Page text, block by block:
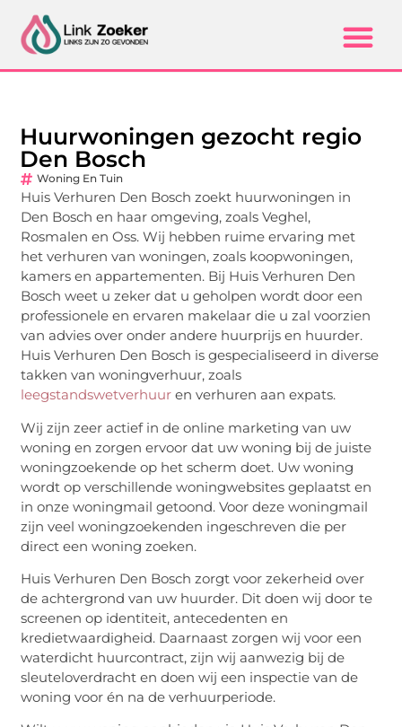
Huurwoningen gezocht regio
Den Bosch
Woning En Tuin
Huis Verhuren Den Bosch zoekt huurwoningen in
Den Bosch en haar omgeving, zoals Veghel,
Rosmalen en Oss. Wij hebben ruime ervaring met
het verhuren van woningen, zoals koopwoningen,
kamers en appartementen. Bij Huis Verhuren Den
Bosch weet u zeker dat u geholpen wordt door een
professionele en ervaren makelaar die u zal voorzien
van advies over onder andere huurprijs en huurder.
Huis Verhuren Den Bosch is gespecialiseerd in diverse
takken van woningverhuur, zoals
leegstandswetverhuuren verhuren aan expats.
Wij zijn zeer actief in de online marketing van uw
woning en zorgen ervoor dat uw woning bij de juiste
woningzoekende op het scherm doet. Uw woning
wordt op verschillende woningwebsites geplaatst en
in onze woningmail getoond. Voor deze woningmail
zijn veel woningzoekenden ingeschreven die per
direct een woning zoeken.
Huis Verhuren Den Bosch zorgt voor zekerheid over
de achtergrond van uw huurder. Dit doen wij door te
screenen op identiteit, antecedenten en
kredietwaardigheid. Daarnaast zorgen wij voor een
waterdicht huurcontract, zijn wij aanwezig bij de
sleuteloverdracht en doen wij een inspectie van de
woning voor én na de verhuurperiode.